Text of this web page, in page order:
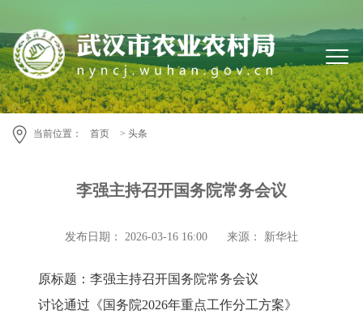
当前位置： 首页 > 头条
李强主持召开国务院常务会议
发布日期： 2026-03-16 16:00 来源： 新华社
原标题：李强主持召开国务院常务会议
讨论通过《国务院2026年重点工作分工方案》